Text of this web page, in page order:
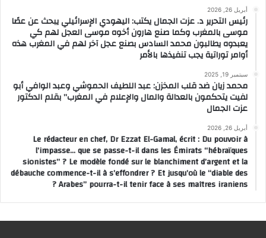
أبريل 26, 2026
رئيس التحرير د. عزت الجمال يكتب: اليهودي الإسرائيلي يبحث عن عصًا
موسى بالمغرب وكما صنع هارون أخوه موسى العجل لهم كي
يعبدوه يطالبون محمد السادس بصنع عجل آخر لهم في المغرب هذه
أوامر توراتية يجب تنفيذها بالأمر
سبتمبر 19, 2025
محمد زيان ضد قلب المخزن: عبد اللطيف الحموشي وعبد الوافي أبو
لفيت يتحكمون بالعدالة والمال والإعلام في المغرب” بقلم الدكتور
عزت الجمال
أبريل 26, 2026
Le rédacteur en chef, Dr Ezzat El-Gamal, écrit : Du pouvoir à
l’impasse… que se passe-t-il dans les Émirats “hébraïques
sionistes” ? Le modèle fondé sur le blanchiment d’argent et la
débauche commence-t-il à s’effondrer ? Et jusqu’où le “diable des
Arabes” pourra-t-il tenir face à ses maîtres iraniens ?